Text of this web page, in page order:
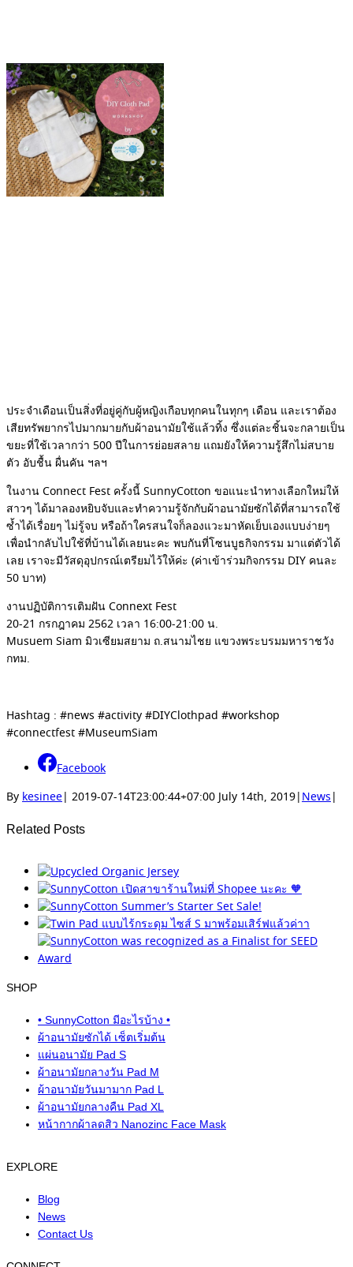
ประจำเดือนเป็นสิ่งที่อยู่คู่กับผู้หญิงเกือบทุกคนในทุกๆ เดือน และเราต้อง
เสียทรัพยากรไปมากมายกับผ้าอนามัยใช้แล้วทิ้ง ซึ่งแต่ละชิ้นจะกลายเป็น
ขยะที่ใช้เวลากว่า 500 ปีในการย่อยสลาย แถมยังให้ความรู้สึกไม่สบาย
ตัว อับชื้น ผื่นคัน ฯลฯ
ในงาน Connect Fest ครั้งนี้ SunnyCotton ขอแนะนำทางเลือกใหม่ให้
สาวๆ ได้มาลองหยิบจับและทำความรู้จักกับผ้าอนามัยซักได้ที่สามารถใช้
ซ้ำได้เรื่อยๆ ไม่รู้จบ หรือถ้าใครสนใจก็ลองแวะมาหัดเย็บเองแบบง่ายๆ
เพื่อนำกลับไปใช้ที่บ้านได้เลยนะคะ พบกันที่โซนบูธกิจกรรม มาแต่ตัวได้
เลย เราจะมีวัสดุอุปกรณ์เตรียมไว้ให้ค่ะ (ค่าเข้าร่วมกิจกรรม DIY คนละ
50 บาท)
งานปฏิบัติการเติมฝัน Connext Fest
20-21 กรกฎาคม 2562 เวลา 16:00-21:00 น.
Musuem Siam มิวเซียมสยาม ถ.สนามไชย แขวงพระบรมมหาราชวัง
กทม.
Hashtag : #news #activity #DIYClothpad #workshop
#connectfest #MuseumSiam
Facebook
By kesinee| 2019-07-14T23:00:44+07:00 July 14th, 2019|News|
Related Posts
SHOP
• SunnyCotton มีอะไรบ้าง •
ผ้าอนามัยซักได้ เซ็ตเริ่มต้น
แผ่นอนามัย Pad S
ผ้าอนามัยกลางวัน Pad M
ผ้าอนามัยวันมามาก Pad L
ผ้าอนามัยกลางคืน Pad XL
หน้ากากผ้าลดสิว Nanozinc Face Mask
EXPLORE
Blog
News
Contact Us